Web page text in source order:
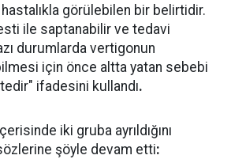
görülebilen bir belirtidir.
ile saptanabilir ve tedavi
durumlarda vertigonun
için önce altta yatan sebebi
ifadesini kullandı.
iki gruba ayrıldığını
şöyle devam etti: